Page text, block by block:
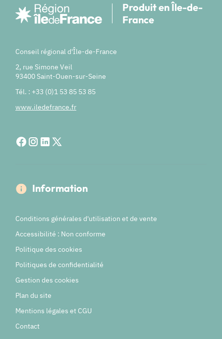
Produit en Île-de-
France
Conseil régional d'Île-de-France
2, rue Simone Veil
93400 Saint-Ouen-sur-Seine
Tél. : +33 (0)1 53 85 53 85
www.iledefrance.fr
Information
Conditions générales d'utilisation et de vente
Accessibilité : Non conforme
Politique des cookies
Politiques de confidentialité
Gestion des cookies
Plan du site
Mentions légales et CGU
Contact